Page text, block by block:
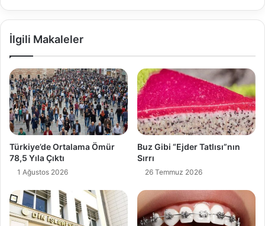
İlgili Makaleler
Türkiye’de Ortalama Ömür
78,5 Yıla Çıktı
1 Ağustos 2026
Buz Gibi “Ejder Tatlısı”nın
Sırrı
26 Temmuz 2026